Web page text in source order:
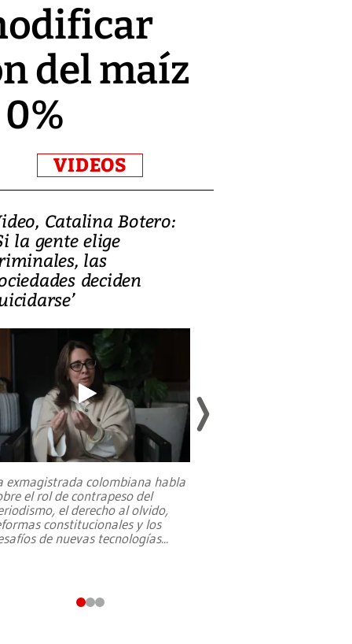
del maíz
VIDEOS
Catalina Botero:
la gente elige
las
deciden
exmagistrada colombiana habla
el rol de contrapeso del
el derecho al olvido,
constitucionales y los
de nuevas tecnologías...